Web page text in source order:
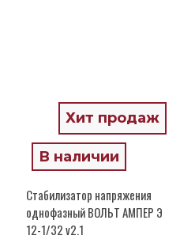
Хит продаж
В наличии
Стабилизатор напряжения
однофазный ВОЛЬТ АМПЕР Э
12-1/32 v2.1